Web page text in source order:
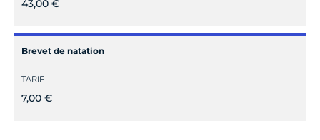
43,00 €
Brevet de natation
TARIF
7,00 €